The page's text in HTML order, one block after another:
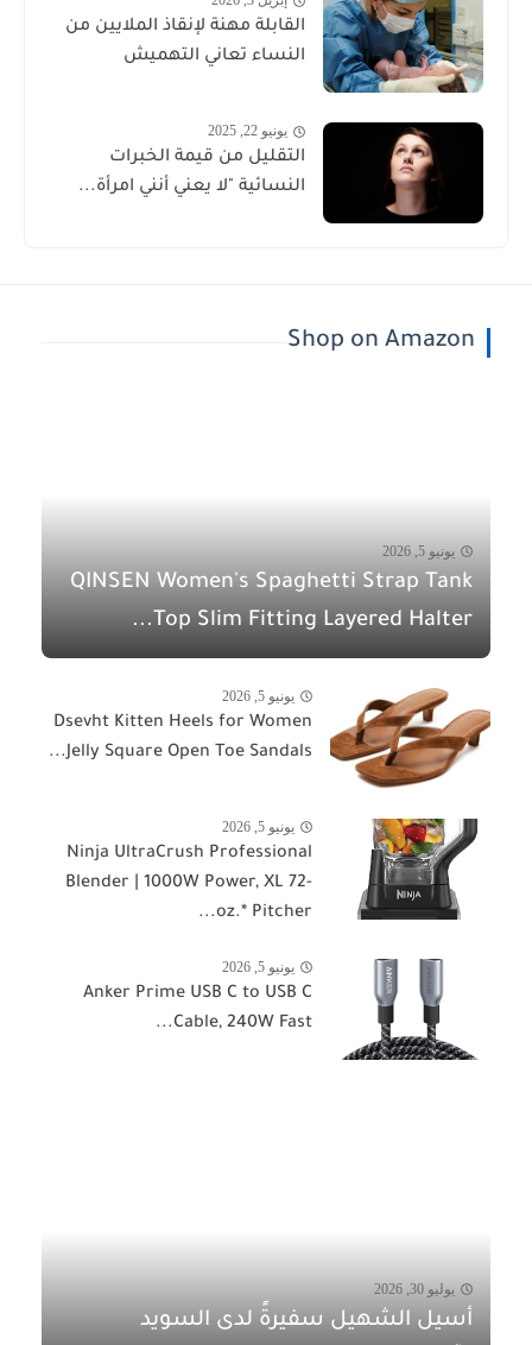
القابلة مهنة لإنقاذ الملايين من
النساء تعاني التهميش
يونيو 22, 2025
التقليل من قيمة الخبرات
النسائية "لا يعني أنني امرأة...
Shop on Amazon
يونيو 5, 2026
QINSEN Women's Spaghetti Strap Tank
Top Slim Fitting Layered Halter...
يونيو 5, 2026
Dsevht Kitten Heels for Women
Jelly Square Open Toe Sandals...
يونيو 5, 2026
Ninja UltraCrush Professional
Blender | 1000W Power, XL 72-
oz.* Pitcher...
يونيو 5, 2026
Anker Prime USB C to USB C
Cable, 240W Fast...
يوليو 30, 2026
أسيل الشهيل سفيرةً لدى السويد